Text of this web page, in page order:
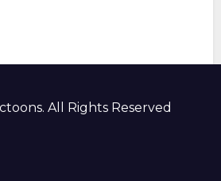
All Rights Reserved